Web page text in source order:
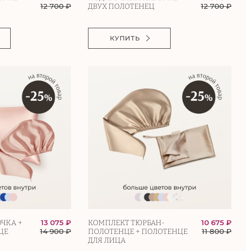
12 700₽
ДВУХ ПОЛОТЕНЕЦ
12 700₽
КУПИТЬ
+
13 075 ₽
14 900₽
КОМПЛЕКТ ТЮРБАН-
ПОЛОТЕНЦЕ + ПОЛОТЕНЦЕ
ДЛЯ ЛИЦА
10 675 ₽
11 800₽